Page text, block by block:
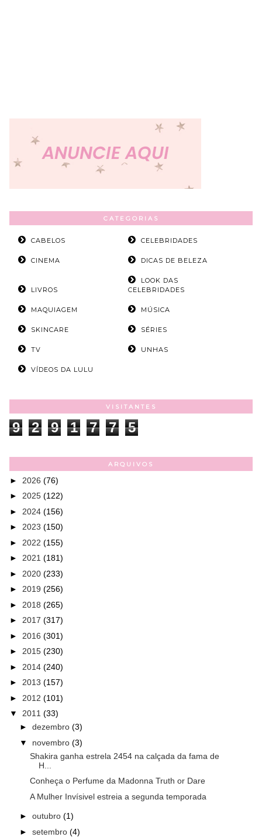
CATEGORIAS
CABELOS CELEBRIDADES
CINEMA DICAS DE BELEZA
LIVROS
LOOK DAS
CELEBRIDADES
MAQUIAGEM MÚSICA
SKINCARE SÉRIES
TV UNHAS
VÍDEOS DA LULU
VISITANTES
9 2 9 1 7 7 5
ARQUIVOS
► 2026 (76)
► 2025 (122)
► 2024 (156)
► 2023 (150)
► 2022 (155)
► 2021 (181)
► 2020 (233)
► 2019 (256)
► 2018 (265)
► 2017 (317)
► 2016 (301)
► 2015 (230)
► 2014 (240)
► 2013 (157)
► 2012 (101)
▼ 2011 (33)
► dezembro (3)
▼ novembro (3)
Shakira ganha estrela 2454 na calçada da fama de
H...
Conheça o Perfume da Madonna Truth or Dare
A Mulher Invísivel estreia a segunda temporada
► outubro (1)
► setembro (4)